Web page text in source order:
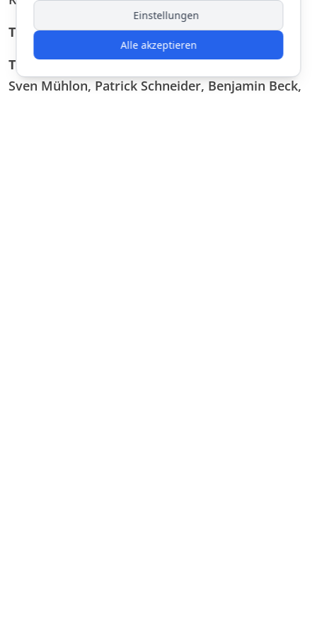
Trainingsort:Großwallstadt
Trainer:
Sven Mühlon, Patrick Schneider, Benjamin Beck,
Einstellungen
Alle akzeptieren